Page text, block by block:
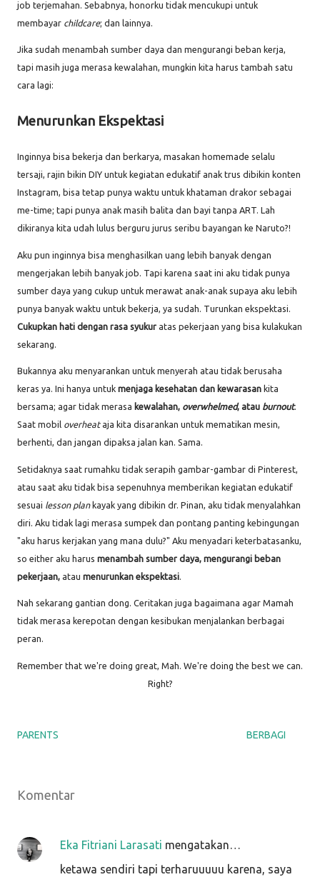
job terjemahan. Sebabnya, honorku tidak mencukupi untuk
membayar childcare; dan lainnya.
Jika sudah menambah sumber daya dan mengurangi beban kerja,
tapi masih juga merasa kewalahan, mungkin kita harus tambah satu
cara lagi:
Menurunkan Ekspektasi
Inginnya bisa bekerja dan berkarya, masakan homemade selalu
tersaji, rajin bikin DIY untuk kegiatan edukatif anak trus dibikin konten
Instagram, bisa tetap punya waktu untuk khataman drakor sebagai
me-time; tapi punya anak masih balita dan bayi tanpa ART. Lah
dikiranya kita udah lulus berguru jurus seribu bayangan ke Naruto?!
Aku pun inginnya bisa menghasilkan uang lebih banyak dengan
mengerjakan lebih banyak job. Tapi karena saat ini aku tidak punya
sumber daya yang cukup untuk merawat anak-anak supaya aku lebih
punya banyak waktu untuk bekerja, ya sudah. Turunkan ekspektasi.
Cukupkan hati dengan rasa syukur atas pekerjaan yang bisa kulakukan
sekarang.
Bukannya aku menyarankan untuk menyerah atau tidak berusaha
keras ya. Ini hanya untuk menjaga kesehatan dan kewarasan kita
bersama; agar tidak merasa kewalahan, overwhelmed, atau burnout.
Saat mobil overheataja kita disarankan untuk mematikan mesin,
berhenti, dan jangan dipaksa jalan kan. Sama.
Setidaknya saat rumahku tidak serapih gambar-gambar di Pinterest,
atau saat aku tidak bisa sepenuhnya memberikan kegiatan edukatif
sesuai lesson plankayak yang dibikin dr. Pinan, aku tidak menyalahkan
diri. Aku tidak lagi merasa sumpek dan pontang panting kebingungan
"aku harus kerjakan yang mana dulu?" Aku menyadari keterbatasanku,
so either aku harus menambah sumber daya, mengurangi beban
pekerjaan, atau menurunkan ekspektasi.
Nah sekarang gantian dong. Ceritakan juga bagaimana agar Mamah
tidak merasa kerepotan dengan kesibukan menjalankan berbagai
peran.
Remember that we're doing great, Mah. We're doing the best we can.
Right?
PARENTS BERBAGI
Komentar
Eka Fitriani Larasati mengatakan…
ketawa sendiri tapi terharuuuuu karena, saya